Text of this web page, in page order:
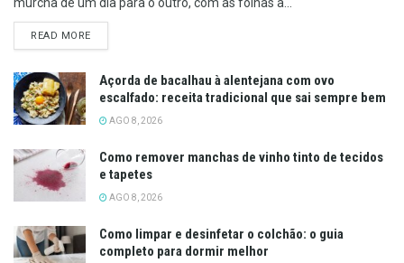
murcha de um dia para o outro, com as folhas a...
READ MOREDETAILS
Açorda de bacalhau à alentejana com ovo
escalfado: receita tradicional que sai sempre bem
AGO 8, 2026
Como remover manchas de vinho tinto de tecidos
e tapetes
AGO 8, 2026
Como limpar e desinfetar o colchão: o guia
completo para dormir melhor